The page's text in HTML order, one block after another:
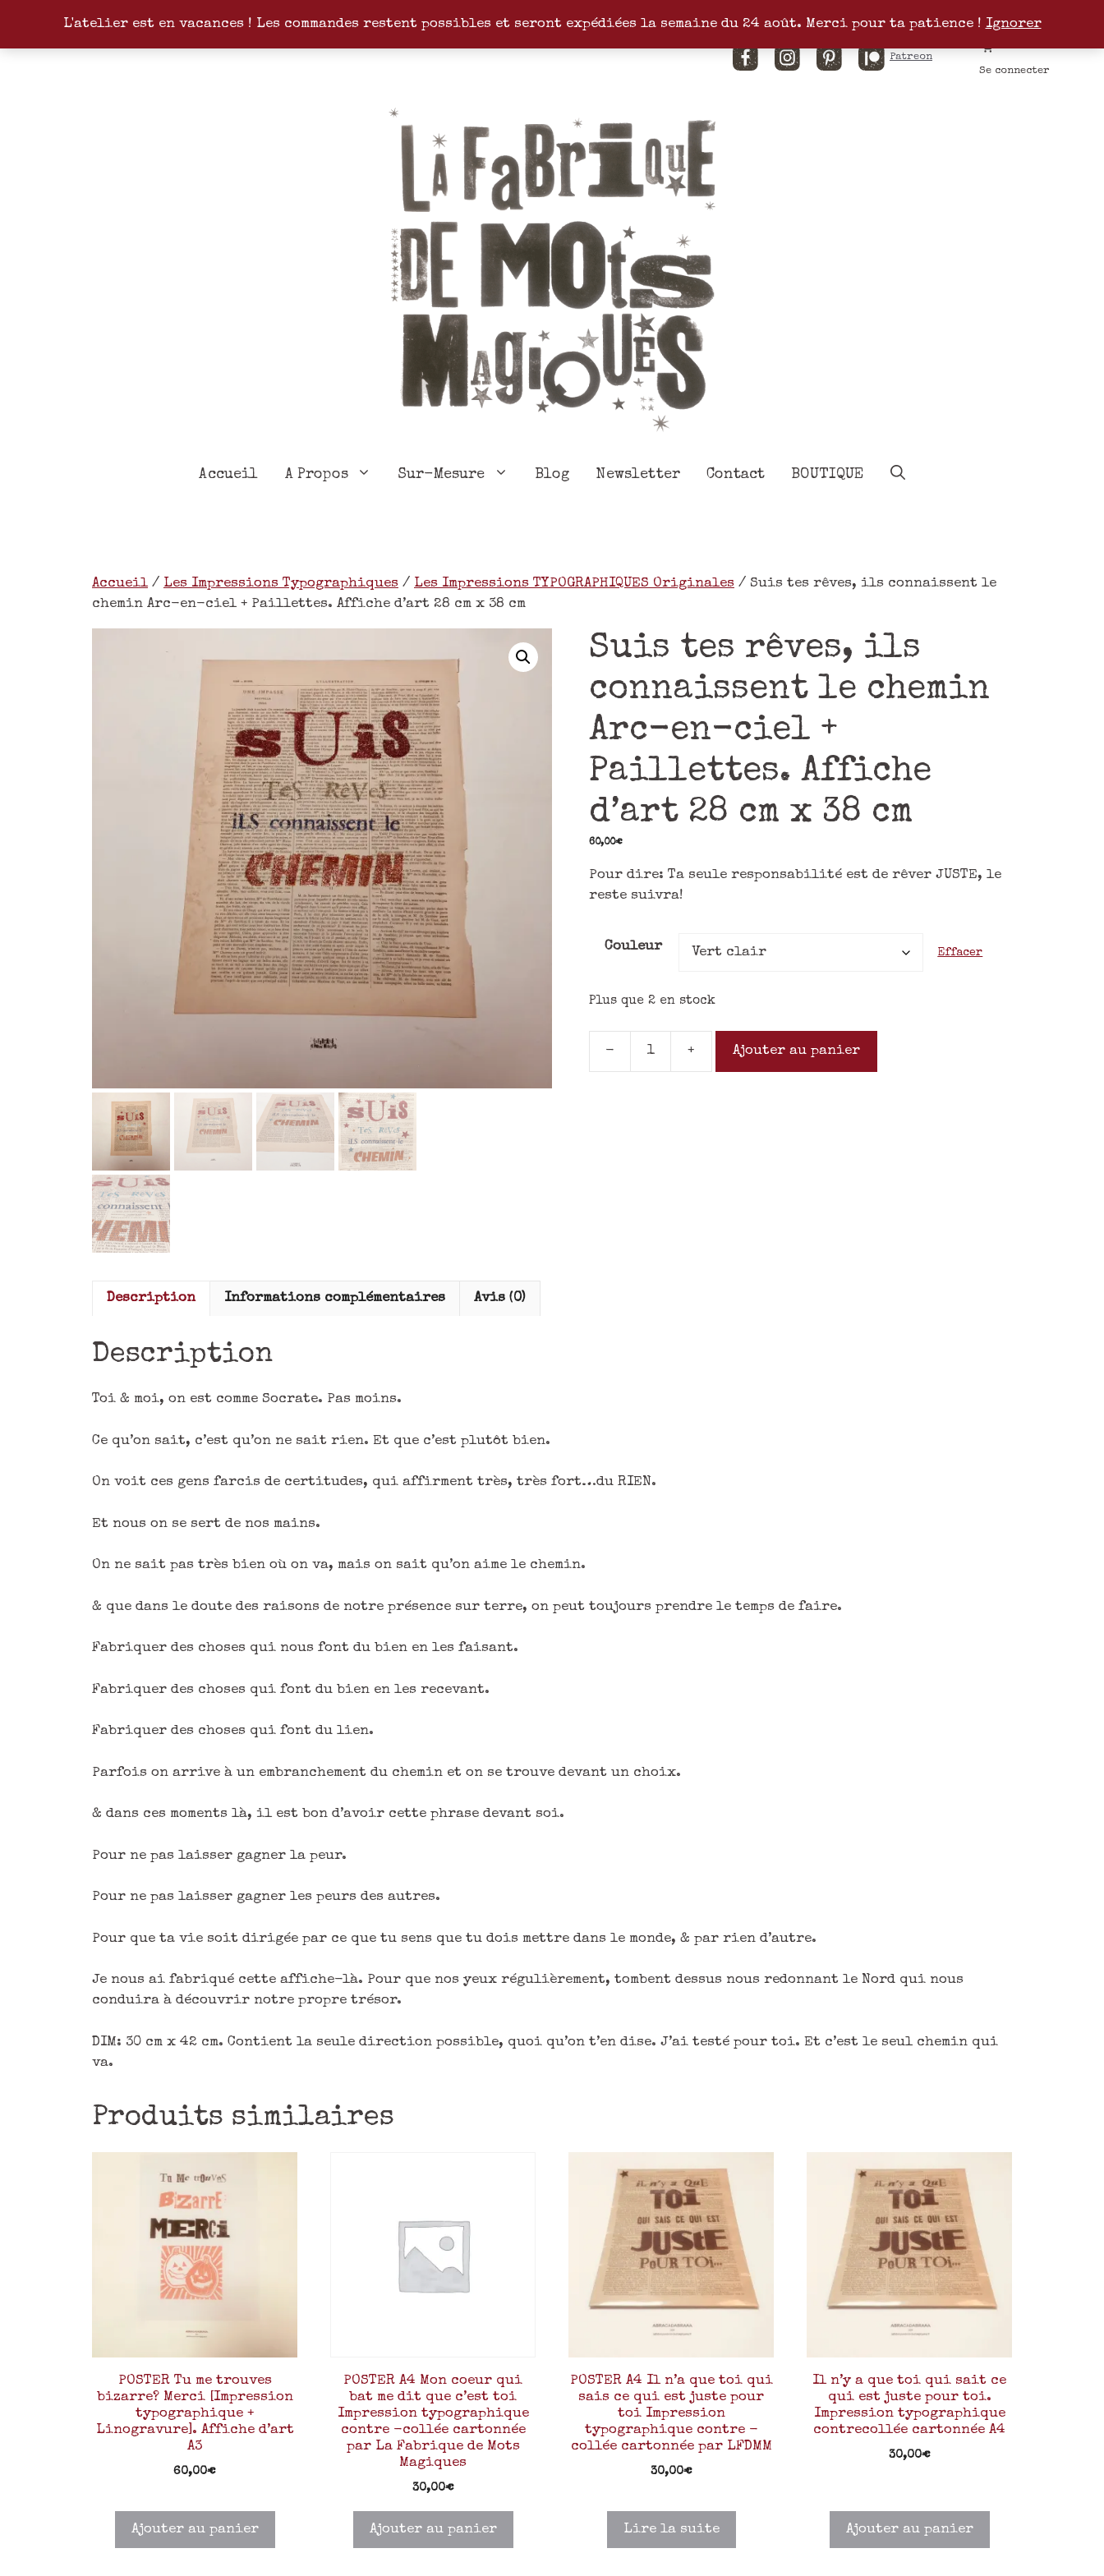
L'atelier est en vacances ! Les commandes restent possibles et seront expédiées la semaine du 24 août. Merci pour ta patience ! Ignorer
FacebookInstagramPinterestPatreon
Se connecter
Accueil A Propos Sur-Mesure Blog Newsletter Contact BOUTIQUE
Accueil/ Les Impressions Typographiques / Les Impressions TYPOGRAPHIQUES Originales / Suis tes rêves, ils connaissent le
chemin Arc-en-ciel + Paillettes. Affiche d’art 28 cm x 38 cm
Suis tes rêves, ils
connaissent le chemin
Arc-en-ciel +
Paillettes. Affiche
d’art 28 cm x 38 cm
60,00€
Pour dire: Ta seule responsabilité est de rêver JUSTE, le
reste suivra!
Couleur Effacer
Plus que 2 en stock
- + Ajouter au panier
Description Informations complémentaires Avis (0)
Description
Toi & moi, on est comme Socrate. Pas moins.
Ce qu’on sait, c’est qu’on ne sait rien. Et que c’est plutôt bien.
On voit ces gens farcis de certitudes, qui affirment très, très fort…du RIEN.
Et nous on se sert de nos mains.
On ne sait pas très bien où on va, mais on sait qu’on aime le chemin.
& que dans le doute des raisons de notre présence sur terre, on peut toujours prendre le temps de faire.
Fabriquer des choses qui nous font du bien en les faisant.
Fabriquer des choses qui font du bien en les recevant.
Fabriquer des choses qui font du lien.
Parfois on arrive à un embranchement du chemin et on se trouve devant un choix.
& dans ces moments là, il est bon d’avoir cette phrase devant soi.
Pour ne pas laisser gagner la peur.
Pour ne pas laisser gagner les peurs des autres.
Pour que ta vie soit dirigée par ce que tu sens que tu dois mettre dans le monde, & par rien d’autre.
Je nous ai fabriqué cette affiche-là. Pour que nos yeux régulièrement, tombent dessus nous redonnant le Nord qui nous
conduira à découvrir notre propre trésor.
DIM: 30 cm x 42 cm. Contient la seule direction possible, quoi qu’on t’en dise. J’ai testé pour toi. Et c’est le seul chemin qui
va.
Produits similaires
POSTER Tu me trouves
bizarre? Merci [Impression
typographique +
Linogravure]. Affiche d’art
A3
60,00€
Ajouter au panier
POSTER A4 Mon coeur qui
bat me dit que c’est toi
Impression typographique
contre -collée cartonnée
par La Fabrique de Mots
Magiques
30,00€
Ajouter au panier
POSTER A4 Il n’a que toi qui
sais ce qui est juste pour
toi Impression
typographique contre -
collée cartonnée par LFDMM
30,00€
Lire la suite
Il n’y a que toi qui sait ce
qui est juste pour toi.
Impression typographique
contrecollée cartonnée A4
30,00€
Ajouter au panier